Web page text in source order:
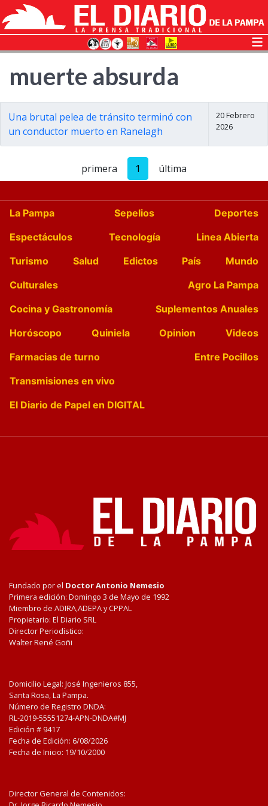
muerte absurda
Una brutal pelea de tránsito terminó con
un conductor muerto en Ranelagh
20 Febrero
2026
primera 1 última
La Pampa Sepelios
Deportes
Espectáculos
Tecnología
Linea Abierta
Turismo
Salud Edictos País
Mundo
Culturales
Agro La Pampa
Cocina y Gastronomía
Suplementos Anuales
Horóscopo
Quiniela Opinion
Videos
Farmacias de turno
Entre Pocillos
Transmisiones en vivo
El Diario de Papel en DIGITAL
Fundado por el Doctor Antonio Nemesio
Primera edición: Domingo 3 de Mayo de 1992
Miembro de ADIRA,ADEPA y CPPAL
Propietario: El Diario SRL
Director Periodístico:
Walter René Goñi
Domicilio Legal: José Ingenieros 855,
Santa Rosa, La Pampa.
Número de Registro DNDA:
RL-2019-55551274-APN-DNDA#MJ
Edición # 9417
Fecha de Edición: 6/08/2026
Fecha de Inicio: 19/10/2000
Director General de Contenidos: